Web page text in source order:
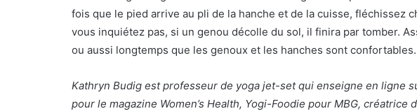
fois que le pied arrive au pli de la hanche et de la cuisse, fléchissez
vous inquiétez pas, si un genou décolle du sol, il finira par tomber.
ou aussi longtemps que les genoux et les hanches sont confortables.
Kathryn Budig est professeur de yoga jet-set qui enseigne en ligne
pour le magazine Women’s Health, Yogi-Foodie pour MBG, créatrice